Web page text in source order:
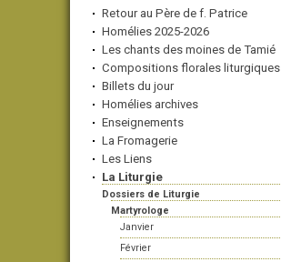
Retour au Père de f. Patrice
Homélies 2025-2026
Les chants des moines de Tamié
Compositions florales liturgiques
Billets du jour
Homélies archives
Enseignements
La Fromagerie
Les Liens
La Liturgie
Dossiers de Liturgie
Martyrologe
Janvier
Février